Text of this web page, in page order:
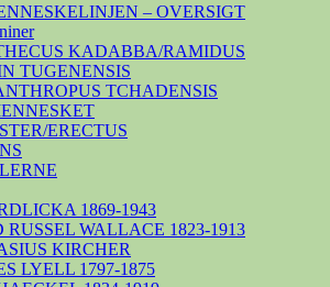
– OVERSIGT
KADABBA/RAMIDUS
TUGENENSIS
TCHADENSIS
ERECTUS
1869-1943
RUSSEL WALLACE 1823-1913
KIRCHER
LYELL 1797-1875